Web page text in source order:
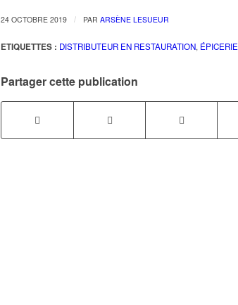
24 OCTOBRE 2019 / PAR ARSÈNE LESUEUR
ETIQUETTES : DISTRIBUTEUR EN RESTAURATION, ÉPICERIE
Partager cette publication